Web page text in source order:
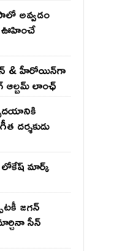
అవ్వడం
ఊహించే
& హీరోయిన్‌గా
ఆల్బమ్ లాంఛ్
దర్శకుడు
మార్క్
జ‌గ‌న్
సీన్